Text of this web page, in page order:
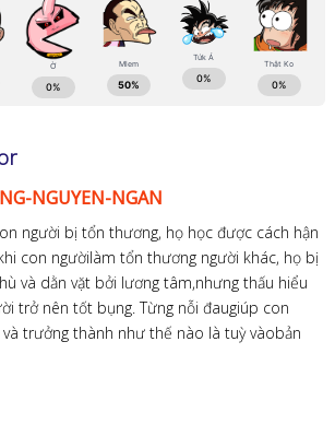
NGUYEN-NGAN
người bị tổn thương, họ học được cách hận
con ngườilàm tổn thương người khác, họ bị
và dằn vặt bởi lương tâm,nhưng thấu hiểu
trở nên tốt bụng. Từng nỗi đaugiúp con
trưởng thành như thế nào là tuỳ vàobản